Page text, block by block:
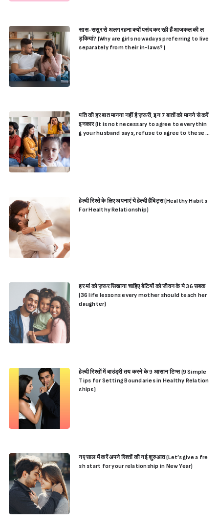
सास-ससुर से अलग रहना क्यों पसंद कर रही हैं आजकल की ल
ड़कियां? (Why are girls nowadays preferring to live
separately from their in-laws?)
पति की हर बात मानना नहीं है ज़रूरी, इन 7 बातों को मानने से करें
इनकार (It is not necessary to agree to everythin
g your husband says, refuse to agree to these 7
हेल्दी रिश्ते के लिए अपनाएं ये हेल्दी हैबिट्स (Healthy Habits
For Healthy Relationship)
हर मां को ज़रूर सिखाना चाहिए बेटियों को जीवन के ये 36 सबक
(36 life lessons every mother should teach her
daughter)
हेल्दी रिश्तों में बाउंड्री तय करने के 9 आसान टिप्स (9 Simple
Tips for Setting Boundaries in Healthy Relation
ships)
नए साल में करें अपने रिश्तों की नई शुरुआत (Let’s give a fre
sh start for your relationship in New Year)